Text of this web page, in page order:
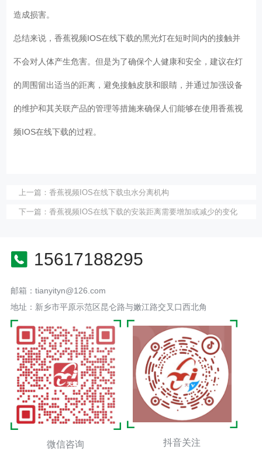
造成损害。
总结来说，香蕉视频IOS在线下载的黑光灯在短时间内的接触并
不会对人体产生危害。但是为了确保个人健康和安全，建议在灯
的周围留出适当的距离，避免接触皮肤和眼睛，并通过加强设备
的维护和其关联产品的管理等措施来确保人们能够在使用香蕉视
频IOS在线下载的过程。
上一篇： 香蕉视频IOS在线下载虫水分离机构
下一篇： 香蕉视频IOS在线下载的安装距离需要增加或减少的变化
15617188295
邮箱：tianyityn@126.com
地址：新乡市平原示范区昆仑路与嫩江路交叉口西北角
微信咨询 抖音关注